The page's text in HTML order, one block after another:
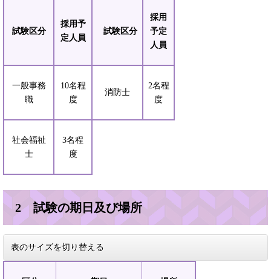
試験区分
採用予
定人員
試験区分
採用
予定
人員
一般事務
職
10名程
度
消防士
2名程
度
社会福祉
士
3名程
度
2 試験の期日及び場所
表のサイズを切り替える